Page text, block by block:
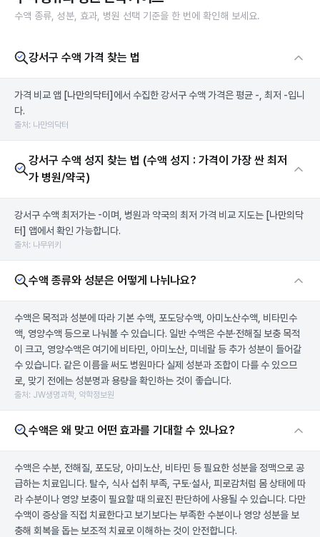
수액 종류, 성분, 효과, 병원 선택 기준을 한 번에 확인해 보세요.
강서구 수액 가격 찾는 법
가격 비교 앱 [나만의닥터] 에서 수집한 강서구 수액 가격은 평균 -, 최저 -입니
다.
출처: 나만의닥터
강서구 수액 성지 찾는 법 (수액 성지 : 가격이 가장 싼 최저
가 병원/약국)
강서구 수액 최저가는 -이며, 병원과 약국의 최저 가격 비교 지도는 [나만의닥
터] 앱에서 확인 가능합니다.
출처: 나무위키
수액 종류와 성분은 어떻게 나뉘나요?
수액은 목적과 성분에 따라 기본 수액, 포도당수액, 아미노산수액, 비타민수
액, 영양수액 등으로 나눠볼 수 있습니다. 일반 수액은 수분·전해질 보충 목적
이 크고, 영양수액은 여기에 비타민, 아미노산, 미네랄 등 추가 성분이 들어갈
수 있습니다. 같은 이름을 써도 병원마다 실제 성분과 조합이 다를 수 있으므
로, 맞기 전에는 성분명과 용량을 확인하는 것이 좋습니다.
출처: JW생명과학, 약학정보원
수액은 왜 맞고 어떤 효과를 기대할 수 있나요?
수액은 수분, 전해질, 포도당, 아미노산, 비타민 등 필요한 성분을 정맥으로 공
급하는 치료입니다. 탈수, 식사 섭취 부족, 구토·설사, 피로감처럼 몸 상태에 따
라 수분이나 영양 보충이 필요할 때 의료진 판단하에 사용될 수 있습니다. 다만
수액이 증상을 직접 치료한다고 보기보다는 부족한 수분이나 영양 성분을 보
충해 회복을 돕는 보조적 치료로 이해하는 것이 안전합니다.